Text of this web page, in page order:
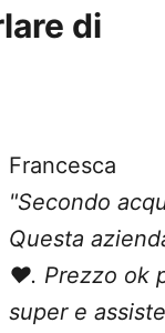
di
Francesca
"Secondo
Questa
❤️. Prezzo ok
super e